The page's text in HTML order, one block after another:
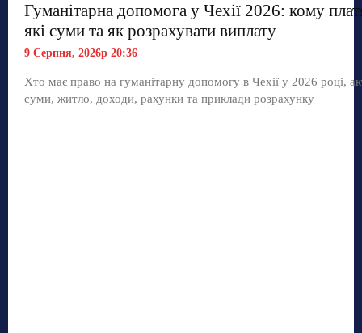
Гуманітарна допомога у Чехії 2026: кому
які суми та як розрахувати виплату
9 Серпня, 2026р 20:36
Хто має право на гуманітарну допомогу в Чехії у 2026 році,
суми, житло, доходи, рахунки та приклади розрахунку